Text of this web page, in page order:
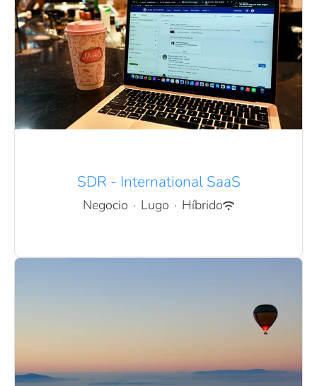
SDR - International SaaS
Negocio · Lugo · Híbrido